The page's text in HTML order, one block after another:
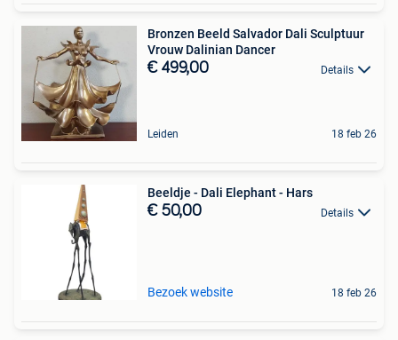
Bronzen Beeld Salvador Dali Sculptuur
Vrouw Dalinian Dancer
€ 499,00 Details
Leiden 18 feb 26
Beeldje - Dali Elephant - Hars
€ 50,00 Details
Bezoek website 18 feb 26